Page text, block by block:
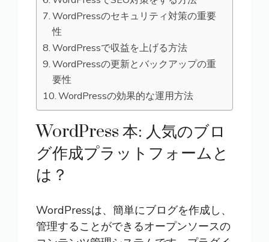
WordPressのセキュリティ対策の重要
性
WordPressで収益を上げる方法
WordPressの更新とバックアップの重
要性
WordPressの効果的な運用方法
WordPress 本: 人気のブロ
グ作成プラットフォームと
は？
WordPressは、簡単にブログを作成し、
管理することができるオープンソースの